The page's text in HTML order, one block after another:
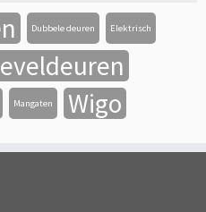
Dubbele deuren Elektrisch
Mangaten Wigo